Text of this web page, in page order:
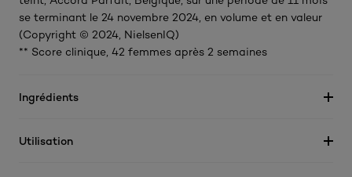
se terminant le 24 novembre 2024, en volume et en valeur
(Copyright © 2024, NielsenIQ)
** Score clinique, 42 femmes après 2 semaines
Ingrédients
Utilisation